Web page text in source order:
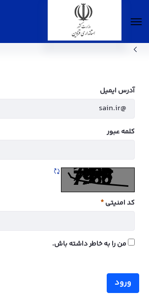
نقشه سایت - استانداری قزوین
آدرس ایمیل
کلمه عبور
کد امنیتی
ضروری
من را به خاطر داشته باش.
ورود